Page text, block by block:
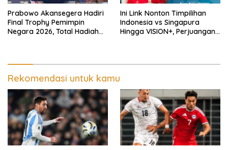
Prabowo Akansegera Hadiri
Final Trophy Pemimpin
Negara 2026, Total Hadiah
Ini Link Nonton Timpilihan
Indonesia vs Singapura
Hingga VISION+, Perjuangan
Rekomendasi untuk kamu